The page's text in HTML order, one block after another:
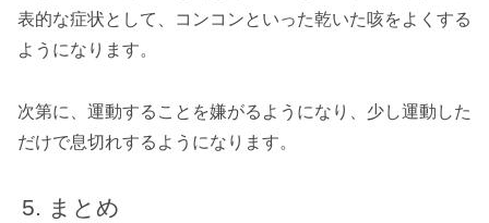
表的な症状として、コンコンといった乾いた咳をよくする
ようになります。
次第に、運動することを嫌がるようになり、少し運動した
だけで息切れするようになります。
まとめ